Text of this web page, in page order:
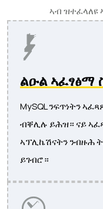
ኣብ
ልዑል ኣፈፃፅማ
MySQL ንፍጥነትን
ብቐሊሉ ይሕዝ። ናይ
ኣፕሊኬሽናትን ንብዙሕ
ይገብሮ።